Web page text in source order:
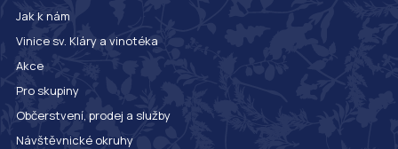
Jak k nám
Vinice sv. Kláry a vinotéka
Akce
Pro skupiny
Občerstvení, prodej a služby
Návštěvnické okruhy